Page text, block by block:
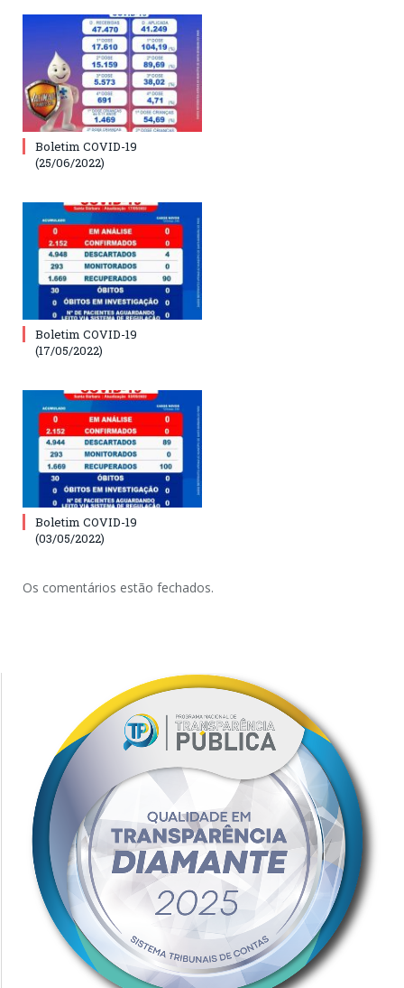
Boletim COVID-19
(25/06/2022)
Boletim COVID-19
(17/05/2022)
Boletim COVID-19
(03/05/2022)
Os comentários estão fechados.